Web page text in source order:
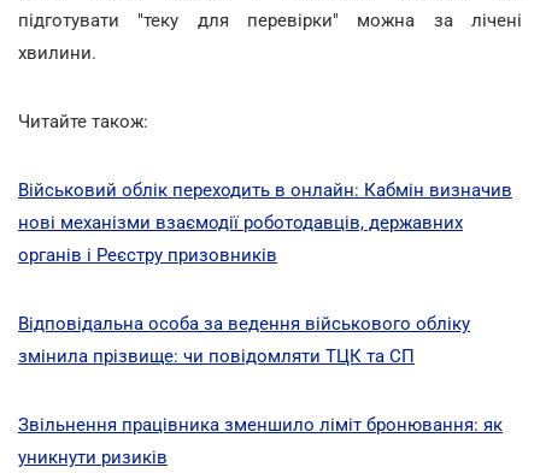
підготувати "теку для перевірки" можна за лічені
хвилини.
Читайте також:
Військовий облік переходить в онлайн: Кабмін визначив
нові механізми взаємодії роботодавців, державних
органів і Реєстру призовників
Відповідальна особа за ведення військового обліку
змінила прізвище: чи повідомляти ТЦК та СП
Звільнення працівника зменшило ліміт бронювання: як
уникнути ризиків